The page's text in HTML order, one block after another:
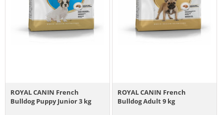
ROYAL CANIN French
Bulldog Puppy Junior 3 kg
ROYAL CANIN French
Bulldog Adult 9 kg